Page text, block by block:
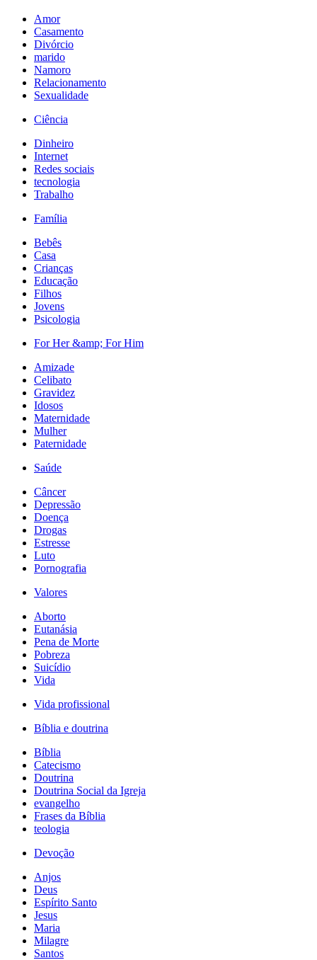
Amor
Casamento
Divórcio
marido
Namoro
Relacionamento
Sexualidade
Ciência
Dinheiro
Internet
Redes sociais
tecnologia
Trabalho
Família
Bebês
Casa
Crianças
Educação
Filhos
Jovens
Psicologia
For Her &amp; For Him
Amizade
Celibato
Gravidez
Idosos
Maternidade
Mulher
Paternidade
Saúde
Câncer
Depressão
Doença
Drogas
Estresse
Luto
Pornografia
Valores
Aborto
Eutanásia
Pena de Morte
Pobreza
Suicídio
Vida
Vida profissional
Bíblia e doutrina
Bíblia
Catecismo
Doutrina
Doutrina Social da Igreja
evangelho
Frases da Bíblia
teologia
Devoção
Anjos
Deus
Espírito Santo
Jesus
Maria
Milagre
Santos